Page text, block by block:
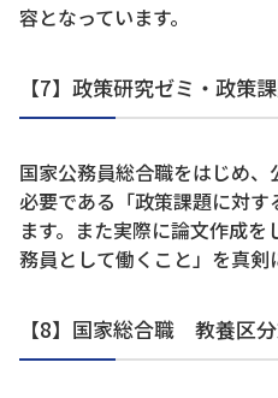
容となっています。
【7】政策研究ゼミ・政策
国家公務員総合職をはじめ
必要である「政策課題に対
ます。また実際に論文作成
務員として働くこと」を真剣
【8】国家総合職 教養区分